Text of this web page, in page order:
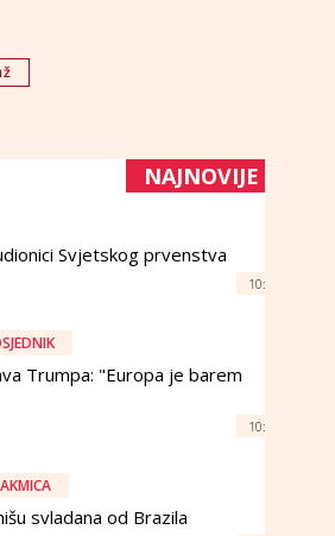
NAJNOVIJE
Svjetskog prvenstva
10:
Trumpa: "Europa je barem
10:
svladana od Brazila